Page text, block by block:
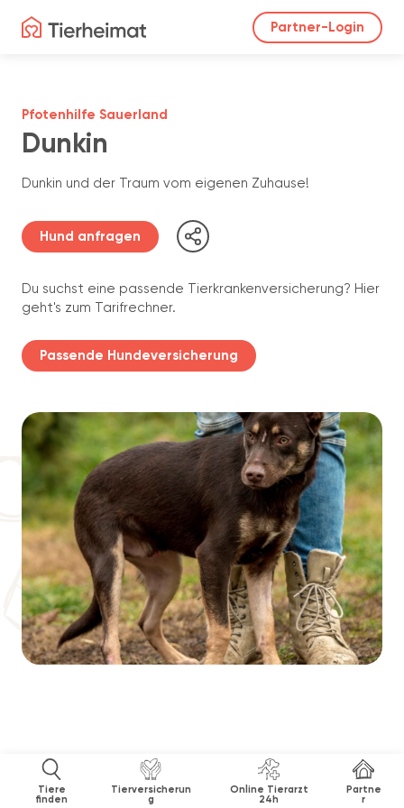
Partner-Login
Tiere
finden
Tierversicherun
g
Online Tierarzt
24h
Partne
r
Dunkin
Pfotenhilfe Sauerland
Dunkin und der Traum vom eigenen Zuhause!
Hund anfragen
Du suchst eine passende Tierkrankenversicherung? Hier
geht's zum Tarifrechner.
Passende Hundeversicherung